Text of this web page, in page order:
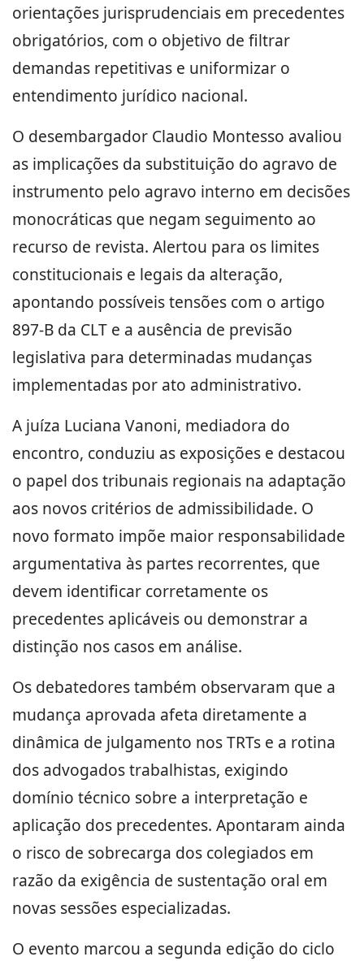
orientações jurisprudenciais em precedentes
obrigatórios, com o objetivo de filtrar
demandas repetitivas e uniformizar o
entendimento jurídico nacional.
O desembargador Claudio Montesso avaliou
as implicações da substituição do agravo de
instrumento pelo agravo interno em decisões
monocráticas que negam seguimento ao
recurso de revista. Alertou para os limites
constitucionais e legais da alteração,
apontando possíveis tensões com o artigo
897-B da CLT e a ausência de previsão
legislativa para determinadas mudanças
implementadas por ato administrativo.
A juíza Luciana Vanoni, mediadora do
encontro, conduziu as exposições e destacou
o papel dos tribunais regionais na adaptação
aos novos critérios de admissibilidade. O
novo formato impõe maior responsabilidade
argumentativa às partes recorrentes, que
devem identificar corretamente os
precedentes aplicáveis ou demonstrar a
distinção nos casos em análise.
Os debatedores também observaram que a
mudança aprovada afeta diretamente a
dinâmica de julgamento nos TRTs e a rotina
dos advogados trabalhistas, exigindo
domínio técnico sobre a interpretação e
aplicação dos precedentes. Apontaram ainda
o risco de sobrecarga dos colegiados em
razão da exigência de sustentação oral em
novas sessões especializadas.
O evento marcou a segunda edição do ciclo